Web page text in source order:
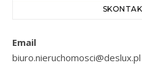
Email
biuro.nieruchomosci@deslux.pl